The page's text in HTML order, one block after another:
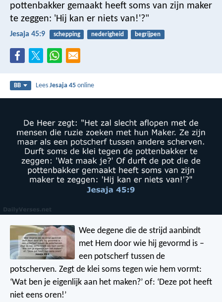
pottenbakker gemaakt heeft soms van zijn maker
te zeggen: 'Hij kan er niets van!'?"
Jesaja 45:9 schepping nederigheid begrijpen
BB LeesJesaja 45 online
Wee degene die de strijd aanbindt
met Hem door wie hij gevormd is –
een potscherf tussen de
potscherven. Zegt de klei soms tegen wie hem vormt:
‘Wat ben je eigenlijk aan het maken?’ of: ‘Deze pot heeft
niet eens oren!’